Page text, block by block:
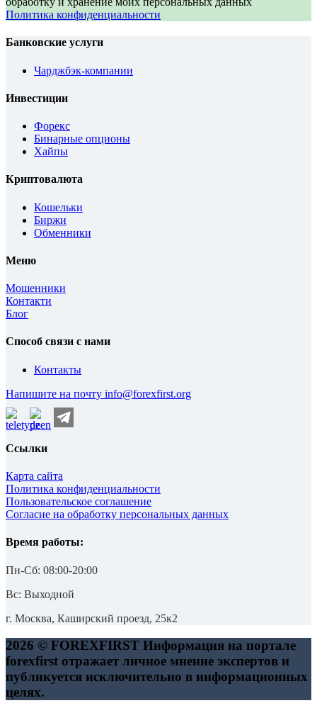
Политика конфиденциальности
Банковские услуги
Чарджбэк-компании
Инвестиции
Форекс
Бинарные опционы
Хайпы
Криптовалюта
Кошельки
Биржи
Обменники
Меню
Мошенники
Контакти
Блог
Способ связи с нами
Контакты
Напишите на почту info@forexfirst.org
Ссылки
Карта сайта
Политика конфиденциальности
Пользовательское соглашение
Согласие на обработку персональных данных
Время работы:
Пн-Сб: 08:00-20:00
Вс: Выходной
г. Москва, Каширский проезд, 25к2
2026 © FOREXFIRST Информация на портале
forexfirst отражает личное мнение экспертов и
публикуется исключительно в информационных
целях.